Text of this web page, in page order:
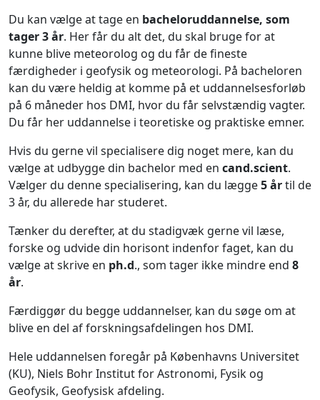
Du kan vælge at tage en bacheloruddannelse, som
tager 3 år. Her får du alt det, du skal bruge for at
kunne blive meteorolog og du får de fineste
færdigheder i geofysik og meteorologi. På bacheloren
kan du være heldig at komme på et uddannelsesforløb
på 6 måneder hos DMI, hvor du får selvstændig vagter.
Du får her uddannelse i teoretiske og praktiske emner.
Hvis du gerne vil specialisere dig noget mere, kan du
vælge at udbygge din bachelor med en cand.scient.
Vælger du denne specialisering, kan du lægge5 årtil de
3 år, du allerede har studeret.
Tænker du derefter, at du stadigvæk gerne vil læse,
forske og udvide din horisont indenfor faget, kan du
vælge at skrive en ph.d., som tager ikke mindre end 8
år.
Færdiggør du begge uddannelser, kan du søge om at
blive en del af forskningsafdelingen hos DMI.
Hele uddannelsen foregår på Københavns Universitet
(KU), Niels Bohr Institut for Astronomi, Fysik og
Geofysik, Geofysisk afdeling.